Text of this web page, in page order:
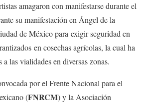
amagaron con manifestarse durante el
su manifestación en Ángel de la
de México para exigir seguridad en
en cosechas agrícolas, la cual ha
a las vialidades en diversas zonas.
por el Frente Nacional para el
(FNRCM) y la Asociación